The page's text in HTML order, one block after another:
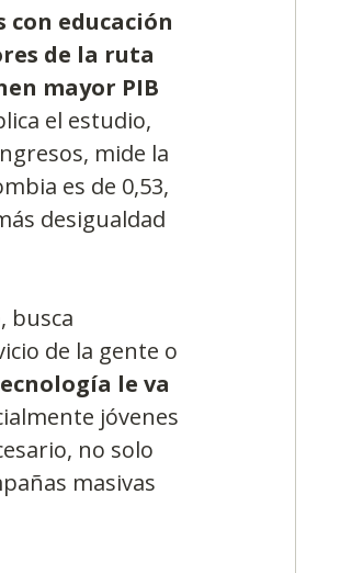
con educación
de la ruta
mayor PIB
el estudio,
mide la
es de 0,53,
desigualdad
busca
de la gente o
le va
jóvenes
no solo
masivas